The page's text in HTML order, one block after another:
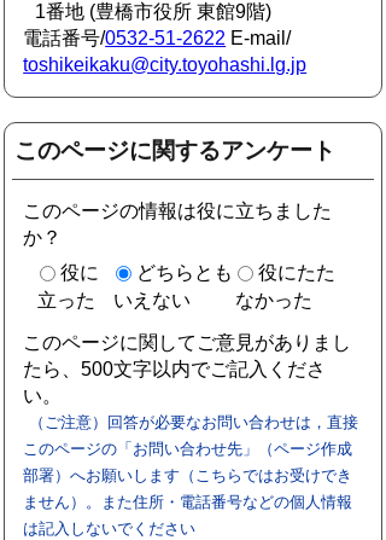
1番地 (豊橋市役所 東館9階)
電話番号/0532-51-2622 E-mail/
toshikeikaku@city.toyohashi.lg.jp
このページに関するアンケート
このページの情報は役に立ちました
か？
役に
立った
どちらとも
いえない
役にたた
なかった
このページに関してご意見がありまし
たら、500文字以内でご記入くださ
い。
（ご注意）回答が必要なお問い合わせは，直接
このページの「お問い合わせ先」（ページ作成
部署）へお願いします（こちらではお受けでき
ません）。また住所・電話番号などの個人情報
は記入しないでください